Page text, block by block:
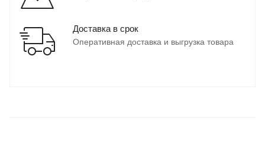
Доставка в срок
Оперативная доставка и выгрузка товара